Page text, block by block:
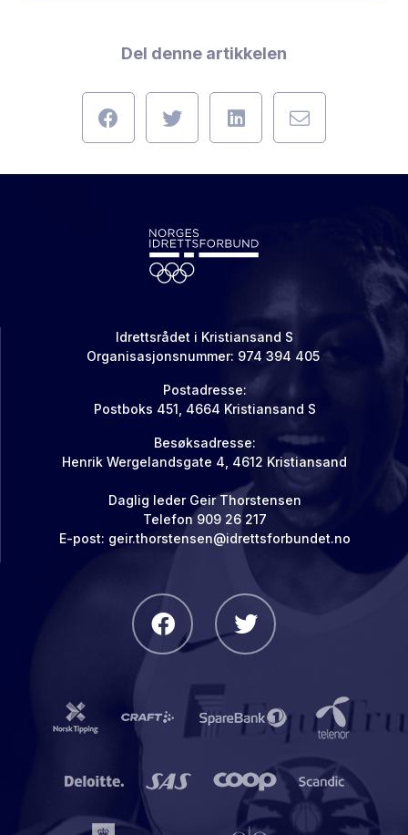
Del denne artikkelen
Idrettsrådet i Kristiansand S
Organisasjonsnummer: 974 394 405
Postadresse:
Postboks 451, 4664 Kristiansand S
Besøksadresse:
Henrik Wergelandsgate 4, 4612 Kristiansand
Daglig leder Geir Thorstensen
Telefon 909 26 217
E-post: geir.thorstensen@idrettsforbundet.no